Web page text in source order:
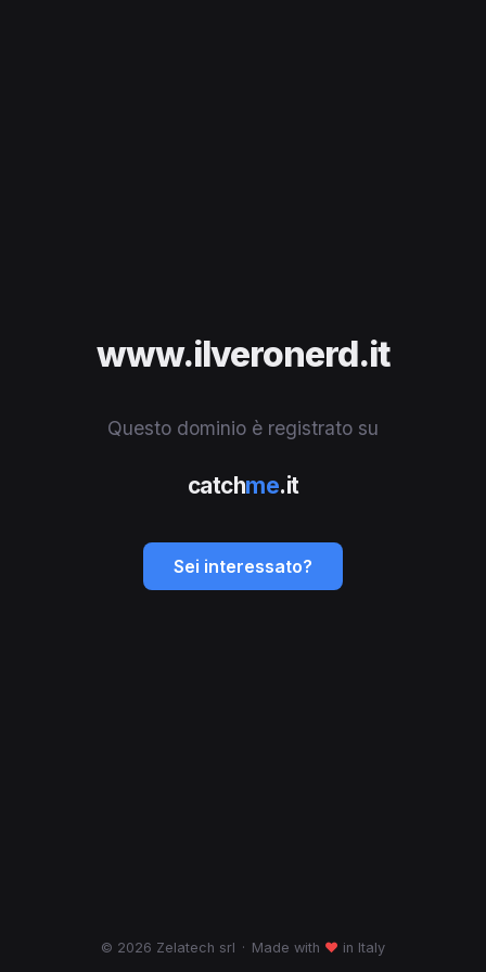
www.ilveronerd.it
Questo dominio è registrato su
catchme.it
Sei interessato?
© 2026 Zelatech srl · Made with ♥ in Italy